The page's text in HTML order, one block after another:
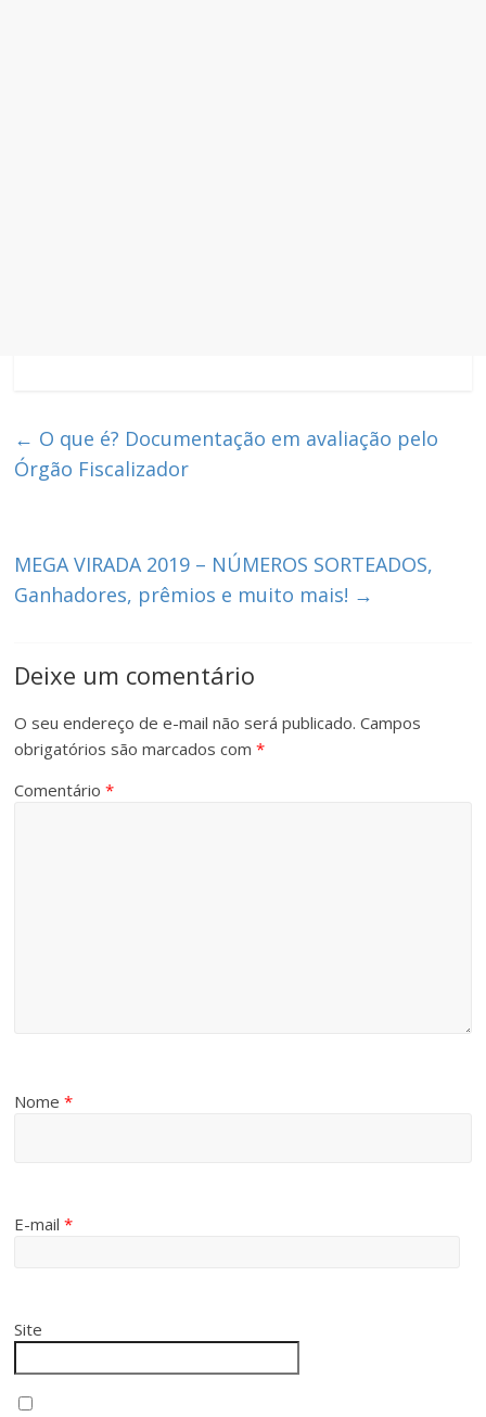
← O que é? Documentação em avaliação pelo
Órgão Fiscalizador
MEGA VIRADA 2019 – NÚMEROS SORTEADOS,
Ganhadores, prêmios e muito mais! →
Deixe um comentário
O seu endereço de e-mail não será publicado. Campos
obrigatórios são marcados com*
Comentário*
Nome*
E-mail*
Site